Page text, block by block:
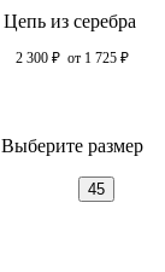
Цепь из серебра
2 300 ₽ от 1 725 ₽
Выберите размер
45